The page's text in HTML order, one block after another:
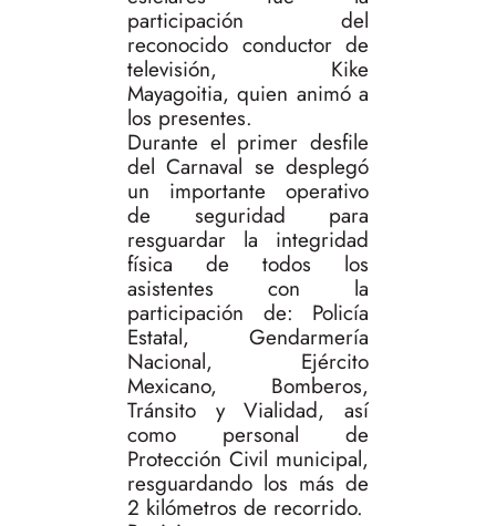
participación del
reconocido conductor de
televisión, Kike
Mayagoitia, quien animó a
los presentes.
Durante el primer desfile
del Carnaval se desplegó
un importante operativo
de seguridad para
resguardar la integridad
física de todos los
asistentes con la
participación de: Policía
Estatal, Gendarmería
Nacional, Ejército
Mexicano, Bomberos,
Tránsito y Vialidad, así
como personal de
Protección Civil municipal,
resguardando los más de
2 kilómetros de recorrido.